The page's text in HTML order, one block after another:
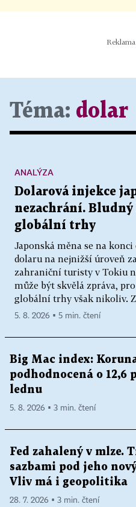
Téma: dolar
Dolarová injekce
nezachrání.
globální trhy
Japonská měna se na
dolaru na nejnižší úroveň
zahraniční turisty v Tokiu
může být skvělá zpráva,
globální trhy však nikoliv.
ANALÝZA
5. 8. 2026 ▪ 5 min. čtení
Big Mac index:
podhodnocená o 12,6
lednu
5. 8. 2026 ▪ 3 min. čtení
Fed zahalený v mlze.
sazbami pod jeho
Vliv má i geopolitika
28. 7. 2026 ▪ 3 min. čtení